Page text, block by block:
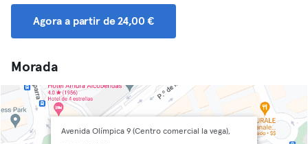
Agora a partir de 24,00 €
Morada
Avenida Olímpica 9 (Centro comercial la vega),